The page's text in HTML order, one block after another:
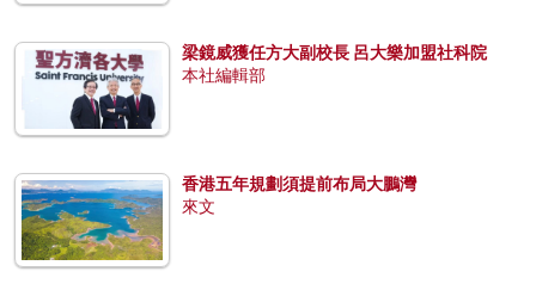
梁鏡威獲任方大副校長 呂大樂加盟社科院
本社編輯部
香港五年規劃須提前布局大鵬灣
來文